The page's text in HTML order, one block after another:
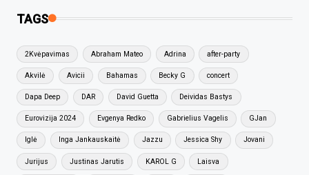
TAGS
2Kvėpavimas Abraham Mateo Adrina after-party
Akvilė Avicii Bahamas Becky G concert
Dapa Deep DAR David Guetta Deividas Bastys
Eurovizija 2024 Evgenya Redko Gabrielius Vagelis GJan
Iglė Inga Jankauskaitė Jazzu Jessica Shy Jovani
Jurijus Justinas Jarutis KAROL G Laisva